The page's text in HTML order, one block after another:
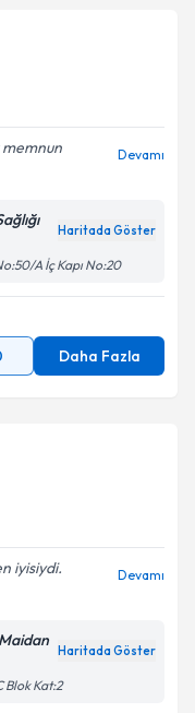
Devamı
Haritada Göster
A İç Kapı No:20
Daha Fazla
iyisiydi.
Devamı
Haritada Göster
Blok Kat:2